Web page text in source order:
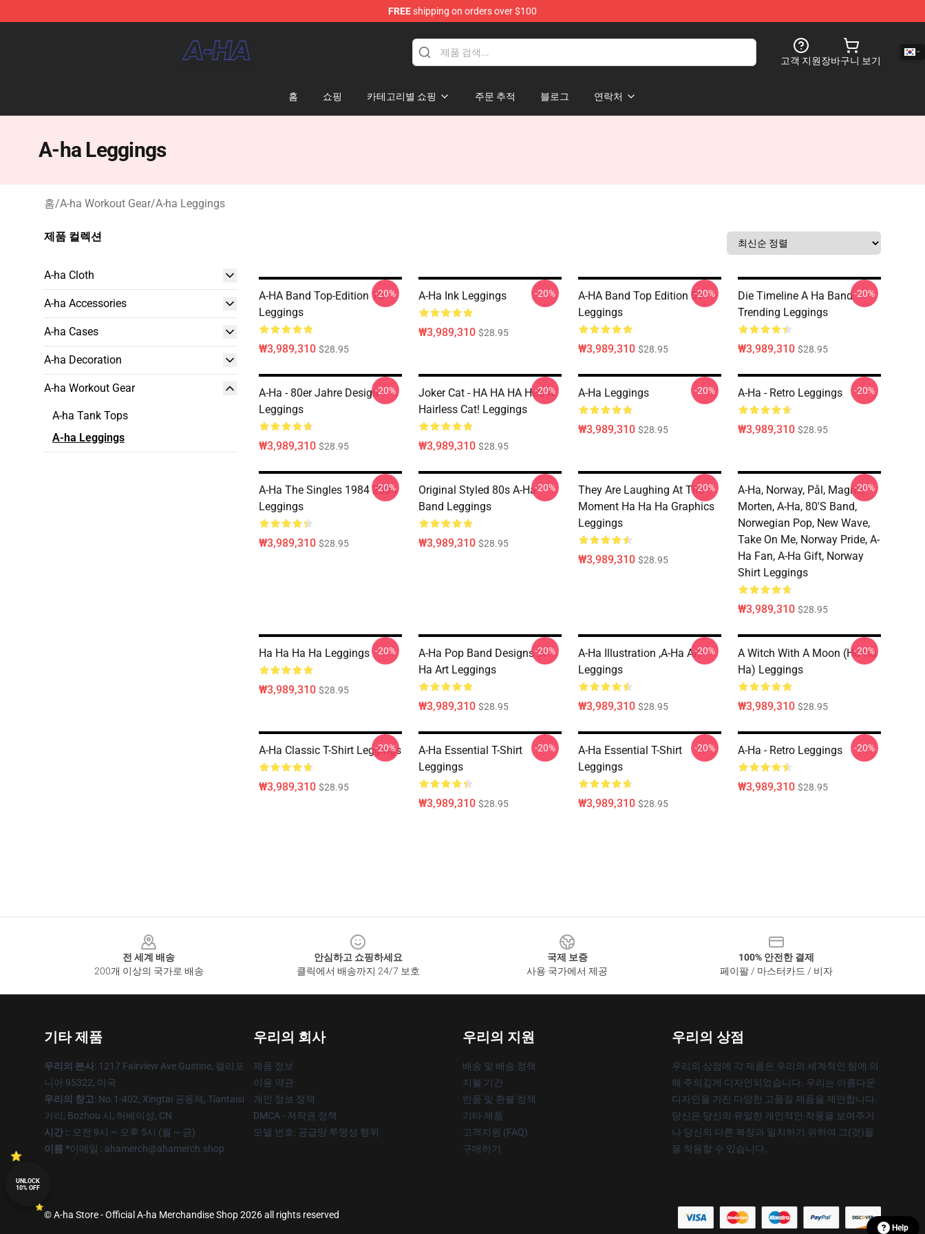
FREEshipping on orders over $100
고객 지원장바구니 보기
홈 쇼핑 카테고리별 쇼핑 주문 추적 블로그 연락처
A-ha Leggings
홈/A-ha Workout Gear/A-ha Leggings
제품 컬렉션
A-ha Cloth
A-ha Accessories
A-ha Cases
A-ha Decoration
A-ha Workout Gear
A-ha Tank Tops
A-ha Leggings
A-HA Band Top-Edition 10
Leggings
₩3,989,310 $28.95
-20% A-Ha Ink Leggings
₩3,989,310 $28.95
-20%
A-HA Band Top Edition 01
Leggings
₩3,989,310 $28.95
-20%
Die Timeline A Ha Band
Trending Leggings
₩3,989,310 $28.95
-20%
A-Ha - 80er Jahre Design
Leggings
₩3,989,310 $28.95
-20%
Joker Cat - HA HA HA He's A
Hairless Cat! Leggings
₩3,989,310 $28.95
-20% A-Ha Leggings
₩3,989,310 $28.95
-20% A-Ha - Retro Leggings
₩3,989,310 $28.95
-20%
A-Ha The Singles 1984 2004
Leggings
₩3,989,310 $28.95
-20%
Original Styled 80s A-Ha
Band Leggings
₩3,989,310 $28.95
-20%
They Are Laughing At The
Moment Ha Ha Ha Graphics
Leggings
₩3,989,310 $28.95
-20%
A-Ha, Norway, Pål, Magne,
Morten, A-Ha, 80's Band,
Norwegian Pop, New Wave,
Take On Me, Norway Pride, A-
Ha Fan, A-Ha Gift, Norway
Shirt Leggings
₩3,989,310 $28.95
-20%
Ha Ha Ha Ha Leggings
₩3,989,310 $28.95
-20%
A-Ha Pop Band Designs ,A-
Ha Art Leggings
₩3,989,310 $28.95
-20%
A-Ha Illustration ,A-Ha Art
Leggings
₩3,989,310 $28.95
-20%
A Witch With A Moon (ha Ha
Ha) Leggings
₩3,989,310 $28.95
-20%
A-Ha Classic T-Shirt Leggings
₩3,989,310 $28.95
-20%
A-Ha Essential T-Shirt
Leggings
₩3,989,310 $28.95
-20%
A-Ha Essential T-Shirt
Leggings
₩3,989,310 $28.95
-20% A-Ha - Retro Leggings
₩3,989,310 $28.95
-20%
전 세계 배송
200개 이상의 국가로 배송
안심하고 쇼핑하세요
클릭에서 배송까지 24/7 보호
국제 보증
사용 국가에서 제공
100% 안전한 결제
페이팔 / 마스터카드 / 비자
기타 제품
우리의 본사: 1217 Fairview Ave Gustine, 캘리포
니아 95322, 미국
우리의 창고: No.1-402, Xingtai 공동체, Tiantaisi
거리, Bozhou 시, 허베이성, CN
시간 :: 오전 9시 ~ 오후 5시 (월 ~ 금)
이름 *이메일 : ahamerch@ahamerch.shop
우리의 회사
제품 정보
이용 약관
개인 정보 정책
DMCA - 저작권 정책
모델 번호: 공급망 투명성 행위
우리의 지원
배송 및 배송 정책
지불 기간
반품 및 환불 정책
기타 제품
고객지원 (FAQ)
구매하기
우리의 상점
우리의 상점에 각 제품은 우리의 세계적인 팀에 의
해 주의깊게 디자인되었습니다. 우리는 아름다운
디자인을 가진 다양한 고품질 제품을 제안합니다.
당신은 당신의 유일한 개인적인 작풍을 보여주거
나 당신의 다른 복장과 일치하기 위하여 그(것)들
을 착용할 수 있습니다.
© A-ha Store - Official A-ha Merchandise Shop 2026 all rights reserved
Help
UNLOCK
10% OFF